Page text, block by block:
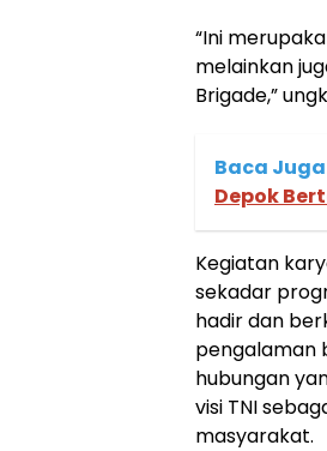
“Ini
melainkan
Brigade,”
Baca Juga
Depok
Kegiatan
sekadar
hadir dan
pengalaman
hubungan
visi TNI
masyarakat.